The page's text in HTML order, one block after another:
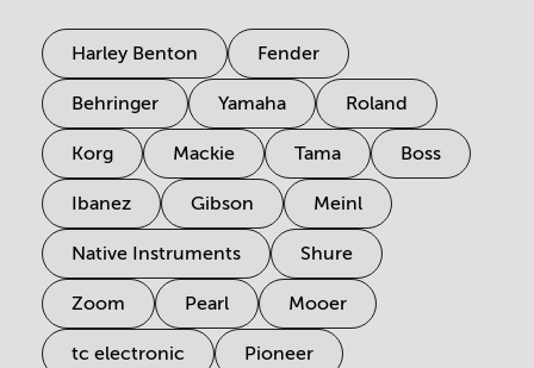
Harley Benton Fender
Behringer Yamaha Roland
Korg Mackie Tama Boss
Ibanez Gibson Meinl
Native Instruments Shure
Zoom Pearl Mooer
tc electronic Pioneer